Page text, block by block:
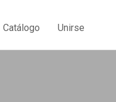
Catálogo Unirse